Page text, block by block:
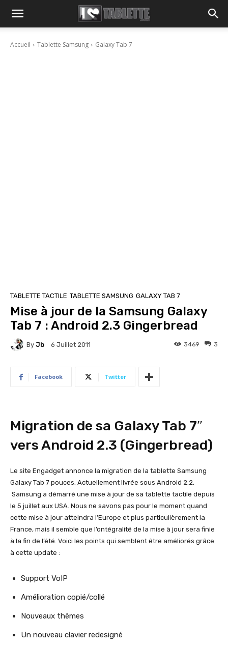
Accueil Tablette Samsung Galaxy Tab 7
TABLETTE TACTILE TABLETTE SAMSUNG GALAXY TAB 7
Mise à jour de la Samsung Galaxy
Tab 7 : Android 2.3 Gingerbread
By Jb 6 Juillet 2011 3
3469
Facebook Twitter
Migration de sa Galaxy Tab 7″
vers Android 2.3 (Gingerbread)
Le site Engadget annonce la migration de la tablette Samsung
Galaxy Tab 7 pouces. Actuellement livrée sous Android 2.2,
Samsung a démarré une mise à jour de sa tablette tactile depuis
le 5 juillet aux USA. Nous ne savons pas pour le moment quand
cette mise à jour atteindra l’Europe et plus particulièrement la
France, mais il semble que l’ontégralité de la mise à jour sera finie
à la fin de l’été. Voici les points qui semblent être améliorés grâce
à cette update :
Support VoIP
Amélioration copié/collé
Nouveaux thèmes
Un nouveau clavier redesigné